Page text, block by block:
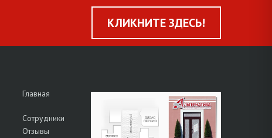
КЛИКНИТЕ ЗДЕСЬ!
Главная
Сотрудники
Отзывы